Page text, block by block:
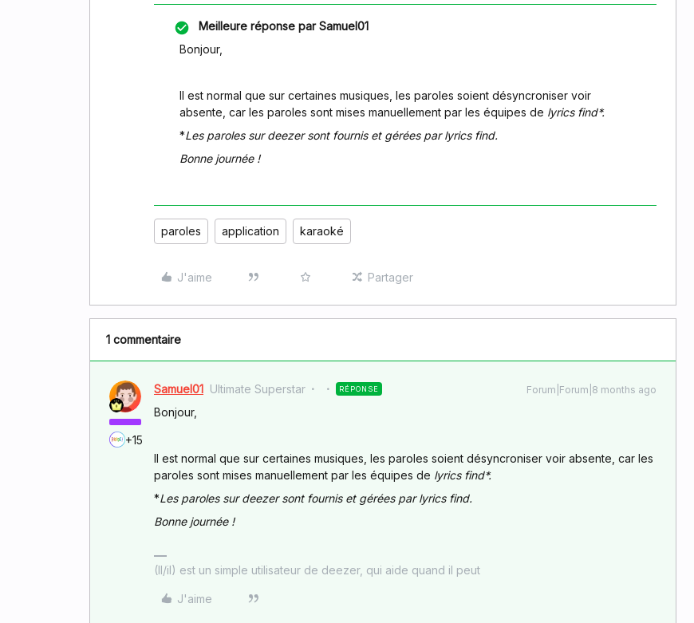
Meilleure réponse parSamuel01
Bonjour,
Il est normal que sur certaines musiques, les paroles soient désyncroniser voir
absente, car les paroles sont mises manuellement par les équipes de lyrics find*.
*Les paroles sur deezer sont fournis et gérées par lyrics find.
Bonne journée !
paroles application karaoké
J'aime Partager
1 commentaire
+15
Samuel01 Ultimate Superstar RÉPONSE Forum|Forum|8 months ago
Bonjour,
Il est normal que sur certaines musiques, les paroles soient désyncroniser voir absente, car les
paroles sont mises manuellement par les équipes de lyrics find*.
*Les paroles sur deezer sont fournis et gérées par lyrics find.
Bonne journée !
(Il/il) est un simple utilisateur de deezer, qui aide quand il peut
J'aime